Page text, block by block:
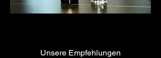
Unsere Empfehlungen